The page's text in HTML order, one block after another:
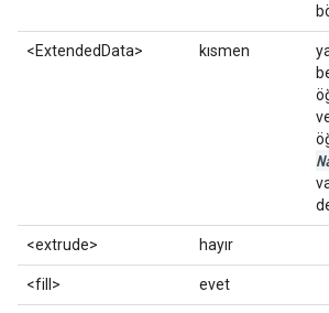
<ExtendedData> kısmen
<extrude> hayır
<fill> evet